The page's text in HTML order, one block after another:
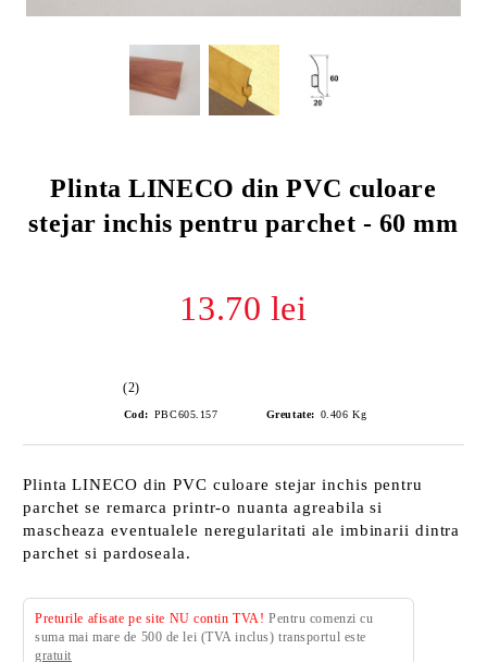
Plinta LINECO din PVC culoare
stejar inchis pentru parchet - 60 mm
13.70 lei
(2)
Cod: PBC605.157 Greutate: 0.406 Kg
Plinta LINECO din PVC culoare stejar inchis pentru
parchet se remarca printr-o nuanta agreabila si
mascheaza eventualele neregularitati ale imbinarii dintra
parchet si pardoseala.
Preturile afisate pe site NU contin TVA! Pentru comenzi cu
suma mai mare de 500 de lei (TVA inclus) transportul este
gratuit